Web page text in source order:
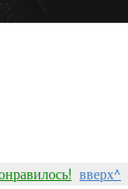
вверх^